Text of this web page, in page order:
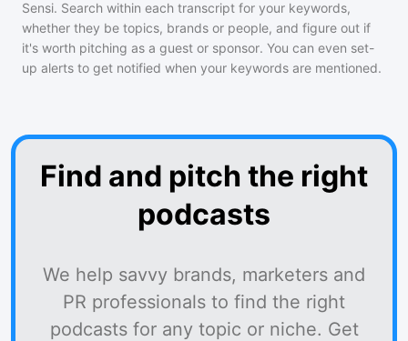
Sensi. Search within each transcript for your keywords,
whether they be topics, brands or people, and figure out if
it's worth pitching as a guest or sponsor. You can even set-
up alerts to get notified when your keywords are mentioned.
Find and pitch the right
podcasts
We help savvy brands, marketers and
PR professionals to find the right
podcasts for any topic or niche. Get